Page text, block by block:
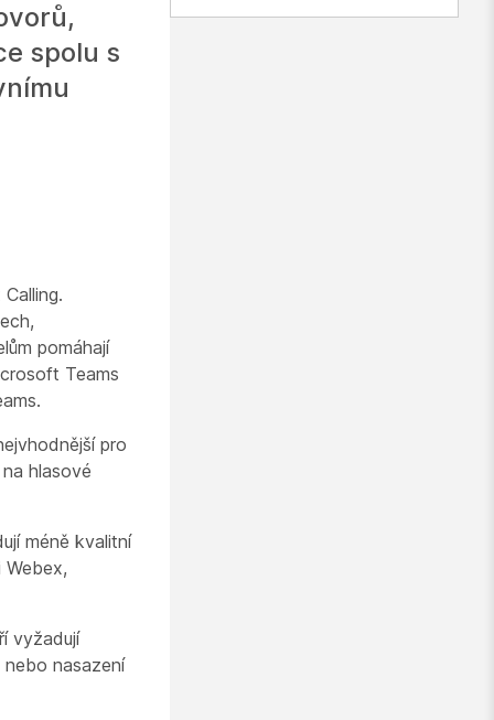
spolu s
pomáhají
Teams
pro
hlasové
méně kvalitní
vyžadují
nasazení